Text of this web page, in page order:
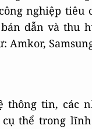
nghiệp
dẫn và thu
thông tin, các
thể trong